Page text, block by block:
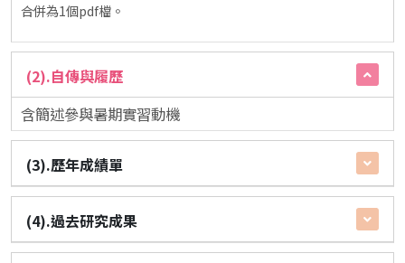
合併為1個pdf檔。
(2).自傳與履歷
含簡述參與暑期實習動機
(3).歷年成績單
(4).過去研究成果